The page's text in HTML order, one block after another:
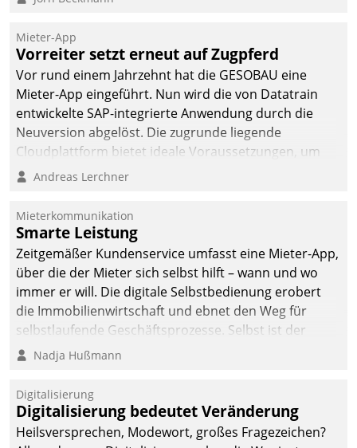
Verantwortung folgen Verpflichtungen.
Mieter-App
Vorreiter setzt erneut auf Zugpferd
Vor rund einem Jahrzehnt hat die GESOBAU eine
Mieter-App eingeführt. Nun wird die von Datatrain
entwickelte SAP-integrierte Anwendung durch die
Neuversion abgelöst. Die zugrunde liegende
Cloudplattform bietet ideale Voraussetzungen, um
die Funktionalität der App zu erweitern und weitere
integrieren.
Andreas Lerchner
Mieterkommunikation
Smarte Leistung
Zeitgemäßer Kundenservice umfasst eine Mieter-App,
über die der Mieter sich selbst hilft – wann und wo
immer er will. Die digitale Selbstbedienung erobert
die Immobilienwirtschaft und ebnet den Weg für
selbstlaufende Geschäftsprozesse. Selbst ist der
Kunde und smart der Serviceanbieter.
Nadja Hußmann
Digitalisierung
Digitalisierung bedeutet Veränderung
Heilsversprechen, Modewort, großes Fragezeichen?